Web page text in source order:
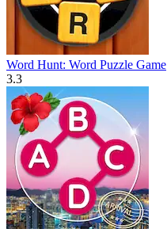
Word Hunt: Word Puzzle Game
3.3